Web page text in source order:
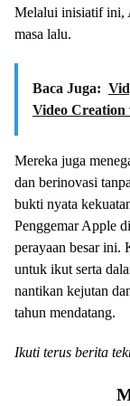
Melalui inisiatif ini,
masa lalu.
Baca Juga:
Video Creation
Mereka juga
dan berinovasi
bukti nyata
Penggemar Apple
perayaan besar ini.
untuk ikut serta
nantikan kejutan
tahun mendatang.
Ikuti terus berita